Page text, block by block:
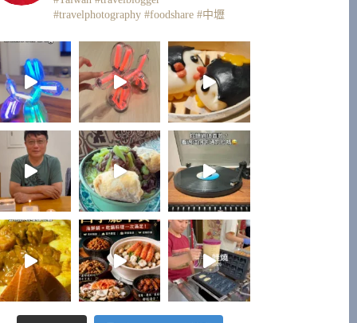
#travelphotography #foodshare #中壢